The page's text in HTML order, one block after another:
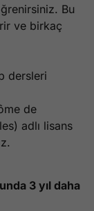
Bu
ve birkaç
dersleri
de
adlı lisans
3 yıl daha